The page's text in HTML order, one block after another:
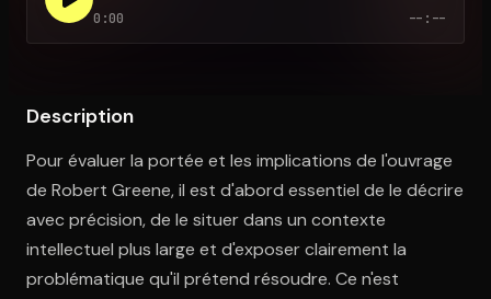
Ouvre l'app Appareil photo, pointe sur le code. C'est gratuit à
0:00 --:--
Description
Pour évaluer la portée et les implications de l'ouvrage
de Robert Greene, il est d'abord essentiel de le décrire
avec précision, de le situer dans un contexte
intellectuel plus large et d'exposer clairement la
problématique qu'il prétend résoudre. Ce n'est